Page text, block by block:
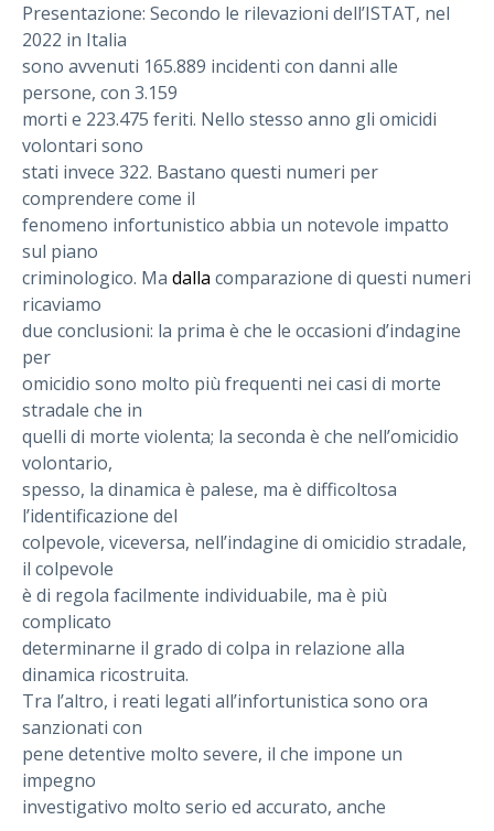
Presentazione: Secondo le rilevazioni dell’ISTAT, nel
2022 in Italia
sono avvenuti 165.889 incidenti con danni alle
persone, con 3.159
morti e 223.475 feriti. Nello stesso anno gli omicidi
volontari sono
stati invece 322. Bastano questi numeri per
comprendere come il
fenomeno infortunistico abbia un notevole impatto
sul piano
criminologico. Ma dalla comparazione di questi numeri
ricaviamo
due conclusioni: la prima è che le occasioni d’indagine
per
omicidio sono molto più frequenti nei casi di morte
stradale che in
quelli di morte violenta; la seconda è che nell’omicidio
volontario,
spesso, la dinamica è palese, ma è difficoltosa
l’identificazione del
colpevole, viceversa, nell’indagine di omicidio stradale,
il colpevole
è di regola facilmente individuabile, ma è più
complicato
determinarne il grado di colpa in relazione alla
dinamica ricostruita.
Tra l’altro, i reati legati all’infortunistica sono ora
sanzionati con
pene detentive molto severe, il che impone un
impegno
investigativo molto serio ed accurato, anche